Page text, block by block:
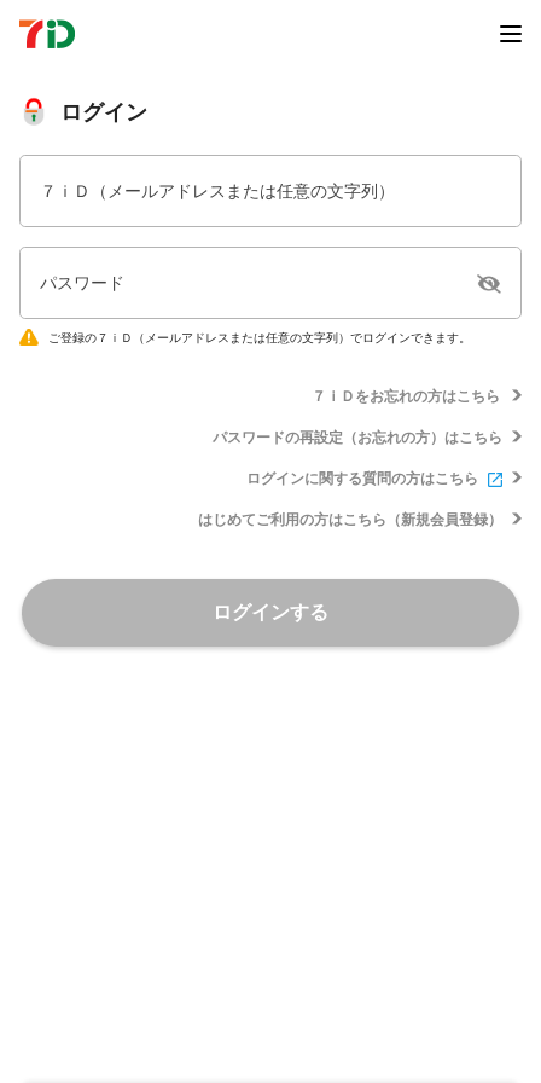
ログイン
７ｉＤ（メールアドレスまたは任意の文字列）
パスワード
ご登録の７ｉＤ（メールアドレスまたは任意の文字列）でログインできます。
７ｉＤをお忘れの方はこちら
パスワードの再設定（お忘れの方）はこちら
ログインに関する質問の方はこちら
はじめてご利用の方はこちら（新規会員登録）
ログインする